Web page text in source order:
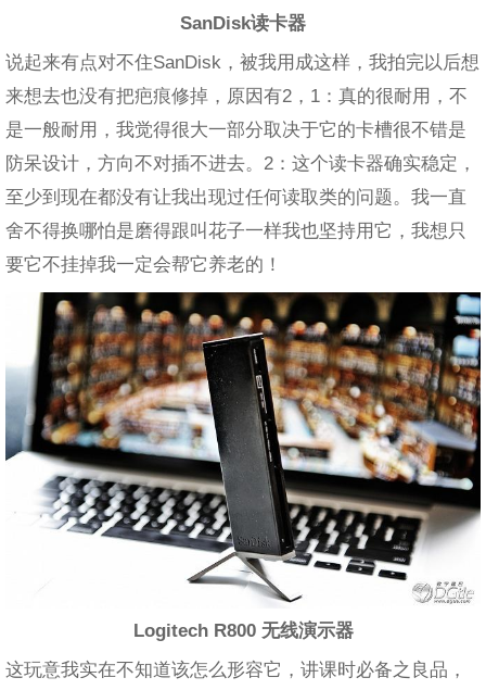
SanDisk读卡器
说起来有点对不住SanDisk，被我用成这样，我拍完以后想
来想去也没有把疤痕修掉，原因有2，1：真的很耐用，不
是一般耐用，我觉得很大一部分取决于它的卡槽很不错是
防呆设计，方向不对插不进去。2：这个读卡器确实稳定，
至少到现在都没有让我出现过任何读取类的问题。我一直
舍不得换哪怕是磨得跟叫花子一样我也坚持用它，我想只
要它不挂掉我一定会帮它养老的！
Logitech R800 无线演示器
这玩意我实在不知道该怎么形容它，讲课时必备之良品，